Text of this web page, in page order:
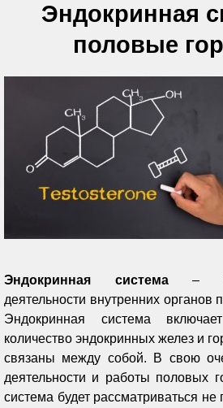
Эндокринная
половые
Эндокринная система–
деятельности внутренних органов
Эндокринная система
количество эндокринных желез и
связаны между собой. В свою
деятельности и работы половых
система будет рассматриваться не